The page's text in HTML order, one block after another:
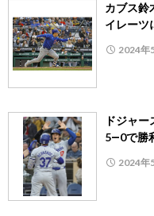
カブス鈴
イレーツ
2024年
ドジャ
5―0で勝
2024年